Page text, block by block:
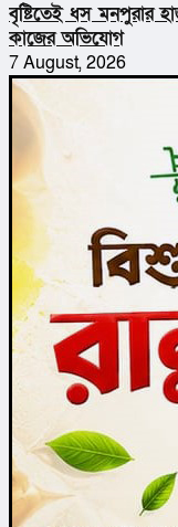
বৃষ্টিতেই ধস মনপুরার
কাজের অভিযোগ
7 August, 2026